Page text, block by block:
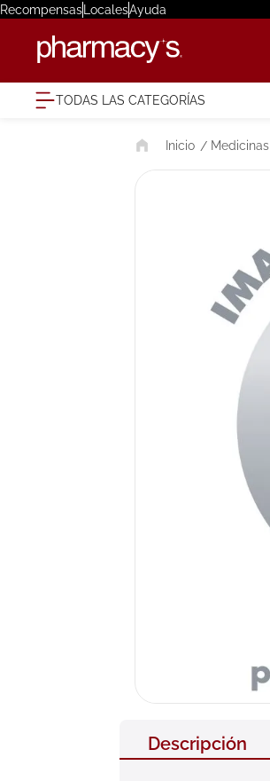
RecompensasLocalesAyuda
TODAS LAS CATEGORÍAS
Medicinas
Descripción